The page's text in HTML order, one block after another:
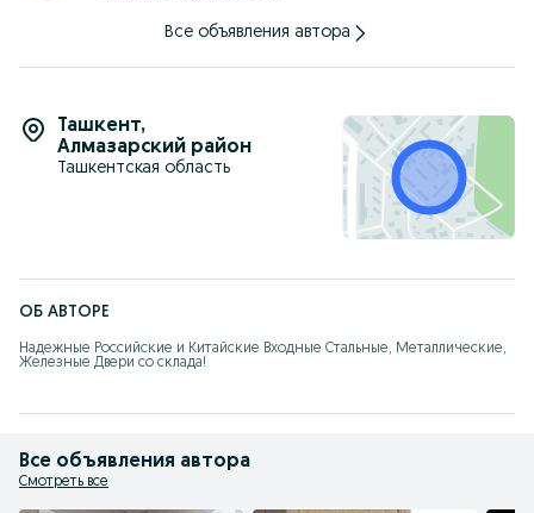
Все объявления автора
Ташкент,
Алмазарский район
Ташкентская область
ОБ АВТОРЕ
Надежные Российские и Китайские Входные Стальные, Металлические,
Железные Двери со склада!
Все объявления автора
Смотреть все